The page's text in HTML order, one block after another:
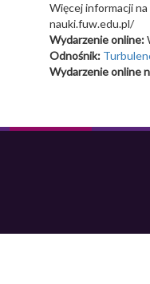
Więcej informacji
nauki.fuw.edu.pl/
Wydarzenie online:
Odnośnik:
Wydarzenie online